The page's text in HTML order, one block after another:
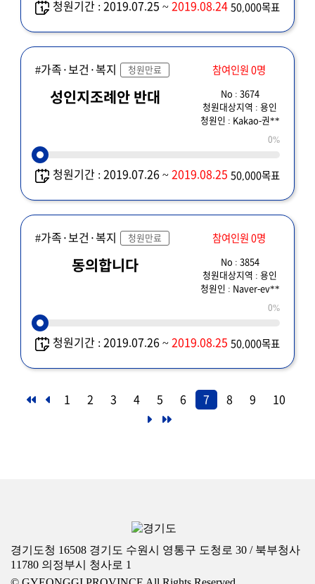
청원기간 : 2019.07.25 ~2019.08.24 50,000목표
#가족·보건·복지 청원만료 참여인원 0명
성인지조례안 반대
No : 3674
청원대상지역 : 용인
청원인 : Kakao-권**
0%
청원기간 : 2019.07.26 ~2019.08.25 50,000목표
#가족·보건·복지 청원만료 참여인원 0명
동의합니다
No : 3854
청원대상지역 : 용인
청원인 : Naver-ev**
0%
청원기간 : 2019.07.26 ~2019.08.25 50,000목표
1 2 3 4 5 6 7 8 9 10
경기도청 16508 경기도 수원시 영통구 도청로 30 / 북부청사
11780 의정부시 청사로 1